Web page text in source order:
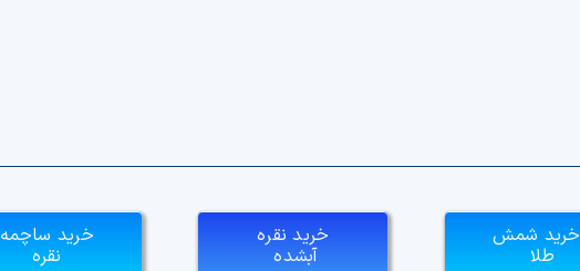
خرید شمش
طلا
خرید نقره
آبشده
خرید ساچمه
نقره